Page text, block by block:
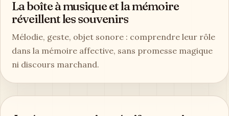
La boîte à musique et la mémoire
réveillent les souvenirs
Mélodie, geste, objet sonore : comprendre leur rôle
dans la mémoire affective, sans promesse magique
ni discours marchand.